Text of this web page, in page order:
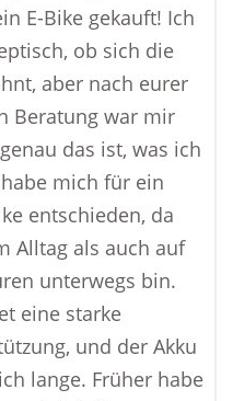
E-Bike gekauft! Ich
ob sich die
aber nach eurer
Beratung war mir
das ist, was ich
mich für ein
entschieden, da
Alltag als auch auf
unterwegs bin.
eine starke
und der Akku
lange. Früher habe